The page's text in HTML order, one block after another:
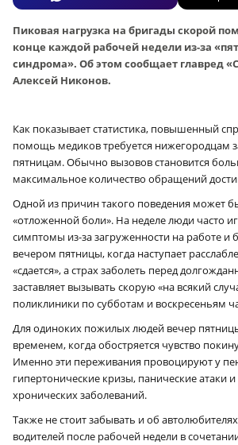
Пиковая нагрузка на бригады скорой
конце каждой рабочей недели из-за
синдрома». Об этом сообщает главред
Алексей Никонов.
Как показывает статистика, повышенный
помощь медиков требуется нижегородцам
пятницам.Обычно вызовов становится
максимальное количество обращений
Одной из причин такого поведения может
«отложенной боли». На неделе люди часто
симптомы из-за загруженности на работе и
вечером пятницы, когда наступает
«сдается», а страх заболеть перед
заставляет вызывать скорую «на всякий
поликлиники по субботам и воскресеньям
Для одиноких пожилых людей вечер
временем, когда обостряется чувство
Именно эти переживания провоцируют у
гипертонические кризы, панические атаки
хронических заболеваний.
Также не стоит забывать и об
водителей после рабочей недели в